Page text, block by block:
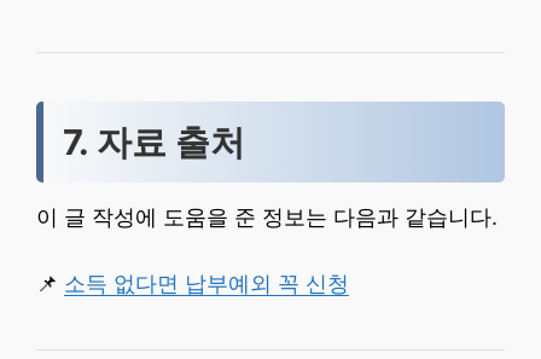
7. 자료 출처
이 글 작성에 도움을 준 정보는 다음과 같습니다.
📌 소득 없다면 납부예외 꼭 신청